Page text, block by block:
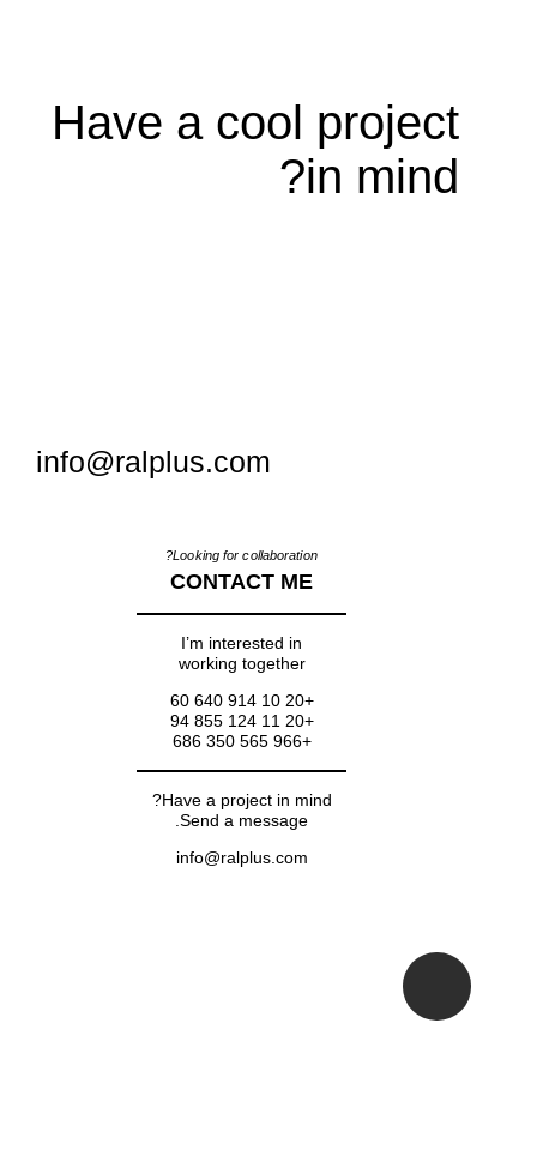
Have a cool project
in mind?
info@ralplus.com
Looking for collaboration?
CONTACT ME
I’m interested in
working together
+20 10 914 640 60
+20 11 124 855 94
+966 565 350 686
Have a project in mind?
Send a message.
info@ralplus.com